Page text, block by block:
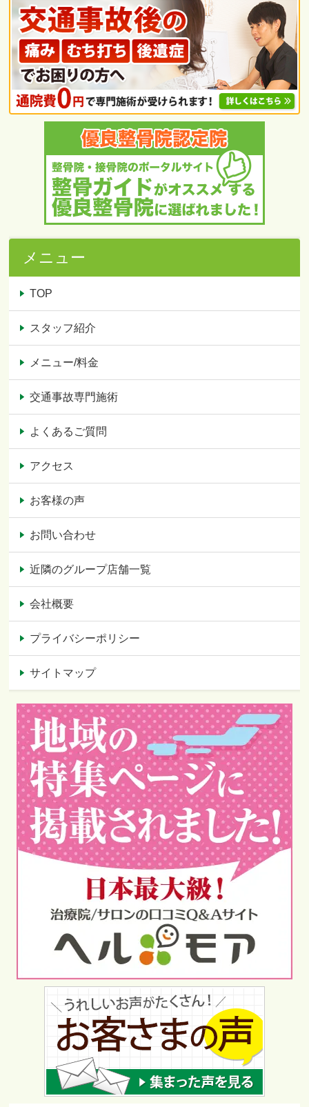
メニュー
TOP
スタッフ紹介
メニュー/料金
交通事故専門施術
よくあるご質問
アクセス
お客様の声
お問い合わせ
近隣のグループ店舗一覧
会社概要
プライバシーポリシー
サイトマップ